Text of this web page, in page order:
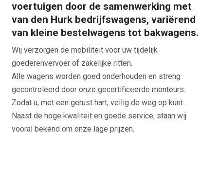
voertuigen door de samenwerking met
van den Hurk bedrijfswagens, variërend
van kleine bestelwagens tot bakwagens.
Wij verzorgen de mobiliteit voor uw tijdelijk
goederenvervoer of zakelijke ritten.
Alle wagens worden goed onderhouden en streng
gecontroleerd door onze gecertificeerde monteurs.
Zodat u, met een gerust hart, veilig de weg op kunt.
Naast de hoge kwaliteit en goede service, staan wij
vooral bekend om onze lage prijzen.